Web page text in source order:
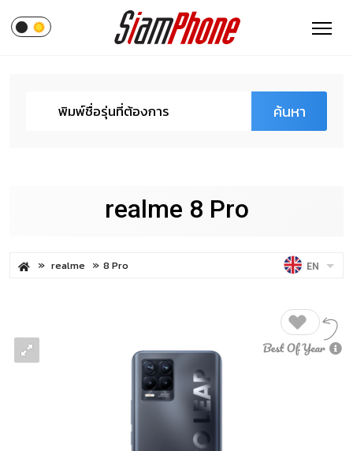
ค้นหา
realme 8 Pro
realme 8 Pro EN